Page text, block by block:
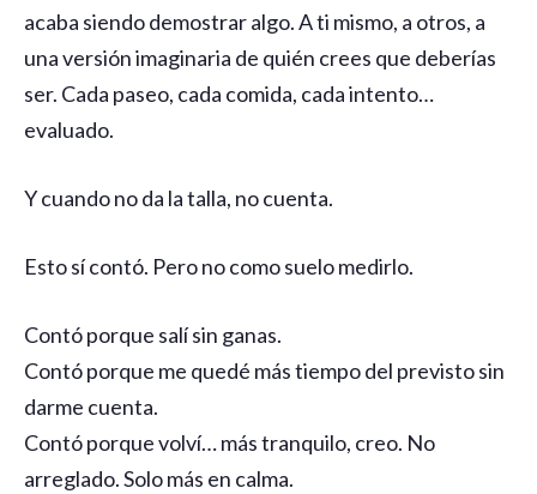
acaba siendo demostrar algo. A ti mismo, a otros, a
una versión imaginaria de quién crees que deberías
ser. Cada paseo, cada comida, cada intento…
evaluado.
Y cuando no da la talla, no cuenta.
Esto sí contó. Pero no como suelo medirlo.
Contó porque salí sin ganas.
Contó porque me quedé más tiempo del previsto sin
darme cuenta.
Contó porque volví… más tranquilo, creo. No
arreglado. Solo más en calma.